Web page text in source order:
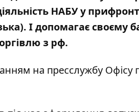
НАБУ у
І допомагає своєму
з рф.
на пресслужбу Офісу